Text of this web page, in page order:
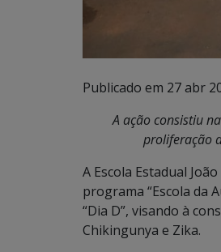
Publicado em 27 abr
A ação consistiu
proliferação
A Escola Estadual
programa “Escola da
“Dia D”, visando à
Chikingunya e Zika.